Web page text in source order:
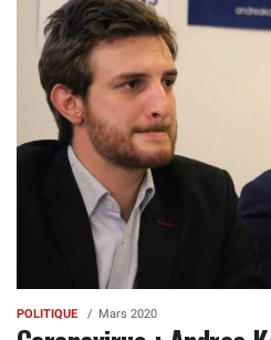
POLITIQUE Mars 2020